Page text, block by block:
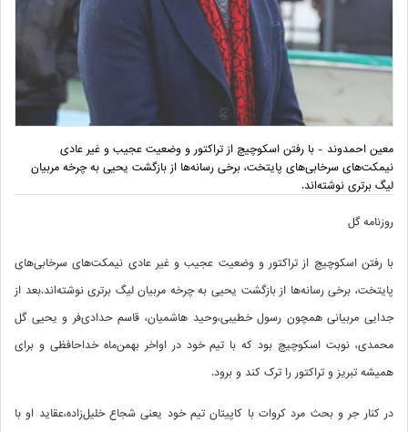
معین احمدوند - با رفتن اسکوچیچ از تراکتور و وضعیت عجیب و غیر عادی
نیمکت‌های سرخابی‌های پایتخت، برخی رسانه‌ها از بازگشت یحیی به چرخه مربیان
لیگ برتری نوشته‌اند.
روزنامه گل
با رفتن اسکوچیچ از تراکتور و وضعیت عجیب و غیر عادی نیمکت‌های سرخابی‌های
پایتخت، برخی رسانه‌ها از بازگشت یحیی به چرخه مربیان لیگ برتری نوشته‌اند.بعد از
جدایی مربیانی همچون رسول خطیبی،وحید هاشمیان، قاسم حدادی‌فر و یحیی گل
محمدی، نوبت اسکوچیچ بود که با تیم خود در اواخر بهمن‌ماه خداحافظی و برای
همیشه تبریز و تراکتور را ترک کند و برود.
در کنار جر و بحث مرد کروات با کاپیتان تیم خود یعنی شجاع خلیل‌زاده،عقاید او با